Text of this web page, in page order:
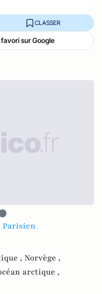
CLASSER
sur Google
Parisien
, Norvège ,
arctique ,